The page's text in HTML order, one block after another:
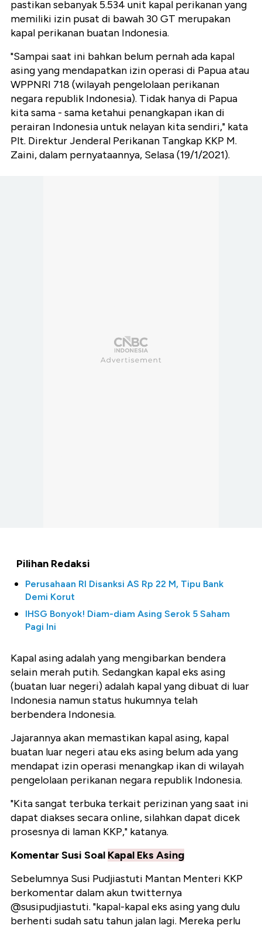
pastikan sebanyak 5.534 unit kapal perikanan yang
memiliki izin pusat di bawah 30 GT merupakan
kapal perikanan buatan Indonesia.
"Sampai saat ini bahkan belum pernah ada kapal
asing yang mendapatkan izin operasi di Papua atau
WPPNRI 718 (wilayah pengelolaan perikanan
negara republik Indonesia). Tidak hanya di Papua
kita sama - sama ketahui penangkapan ikan di
perairan Indonesia untuk nelayan kita sendiri," kata
Plt. Direktur Jenderal Perikanan Tangkap KKP M.
Zaini, dalam pernyataannya, Selasa (19/1/2021).
Pilihan Redaksi
Perusahaan RI Disanksi AS Rp 22 M, Tipu Bank
Demi Korut
IHSG Bonyok! Diam-diam Asing Serok 5 Saham
Pagi Ini
Kapal asing adalah yang mengibarkan bendera
selain merah putih. Sedangkan kapal eks asing
(buatan luar negeri) adalah kapal yang dibuat di luar
Indonesia namun status hukumnya telah
berbendera Indonesia.
Jajarannya akan memastikan kapal asing, kapal
buatan luar negeri atau eks asing belum ada yang
mendapat izin operasi menangkap ikan di wilayah
pengelolaan perikanan negara republik Indonesia.
"Kita sangat terbuka terkait perizinan yang saat ini
dapat diakses secara online, silahkan dapat dicek
prosesnya di laman KKP," katanya.
Komentar Susi Soal Kapal Eks Asing
Sebelumnya Susi Pudjiastuti Mantan Menteri KKP
berkomentar dalam akun twitternya
@susipudjiastuti. "kapal-kapal eks asing yang dulu
berhenti sudah satu tahun jalan lagi. Mereka perlu